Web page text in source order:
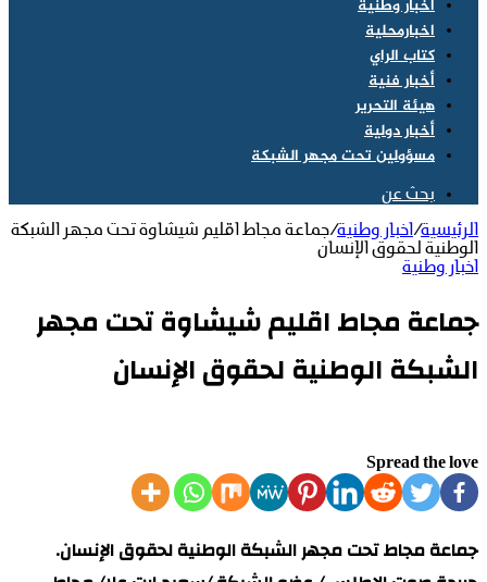
اخبار وطنية
اخبارمحلية
كتاب الراي
أخبار فنية
هيئة التحرير
أخبار دولية
مسؤولين تحت مجهر الشبكة
بحث عن
الرئيسية/ اخبار وطنية/جماعة مجاط اقليم شيشاوة تحت مجهر الشبكة
الوطنية لحقوق الإنسان
اخبار وطنية
جماعة مجاط اقليم شيشاوة تحت مجهر
الشبكة الوطنية لحقوق الإنسان
Spread the love
جماعة مجاط تحت مجهر الشبكة الوطنية لحقوق الإنسان.